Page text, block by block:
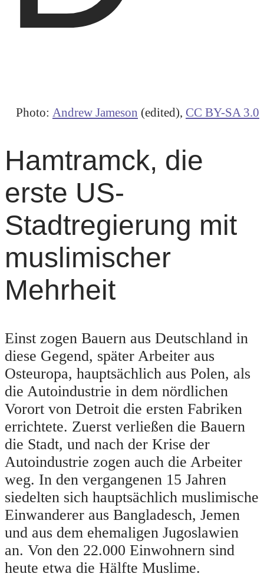
Photo: Andrew Jameson (edited), CC BY-SA 3.0
Hamtramck, die
erste US-
Stadtregierung mit
muslimischer
Mehrheit
Einst zogen Bauern aus Deutschland in
diese Gegend, später Arbeiter aus
Osteuropa, hauptsächlich aus Polen, als
die Autoindustrie in dem nördlichen
Vorort von Detroit die ersten Fabriken
errichtete. Zuerst verließen die Bauern
die Stadt, und nach der Krise der
Autoindustrie zogen auch die Arbeiter
weg. In den vergangenen 15 Jahren
siedelten sich hauptsächlich muslimische
Einwanderer aus Bangladesch, Jemen
und aus dem ehemaligen Jugoslawien
an. Von den 22.000 Einwohnern sind
heute etwa die Hälfte Muslime.